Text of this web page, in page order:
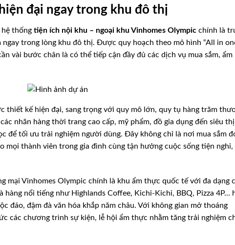
đại ngay trong khu đô thị
thống tiện ích nội khu – ngoại khu Vinhomes Olympic chính là
trong lòng khu đô thị. Được quy hoạch theo mô hình “All in
vài bước chân là có thể tiếp cận đầy đủ các dịch vụ mua sắm, ẩm
thiết kế hiện đại, sang trọng với quy mô lớn, quy tụ hàng trăm
nhãn hàng thời trang cao cấp, mỹ phẩm, đồ gia dụng đến siêu thị
để tối ưu trải nghiệm người dùng. Đây không chỉ là nơi mua sắm
mọi thành viên trong gia đình cùng tận hưởng cuộc sống tiện nghi,
mại Vinhomes Olympic chính là khu ẩm thực quốc tế với đa dạng
hàng nổi tiếng như Highlands Coffee, Kichi-Kichi, BBQ, Pizza 4P…
đáo, đậm đà văn hóa khắp năm châu. Với không gian mở thoáng
các chương trình sự kiện, lễ hội ẩm thực nhằm tăng trải nghiệm